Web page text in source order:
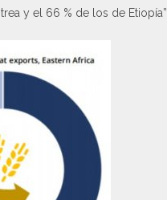
y el 66 % de los de Etiopía”.